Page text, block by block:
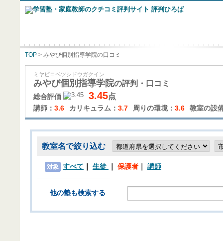
TOP > みやび個別指導学院の口コミ
ミヤビコベツシドウガクイン
みやび個別指導学院の評判・口コミ
総合評価 3.45点
講師： 3.6 カリキュラム： 3.7 周りの環境： 3.6 教室の設
教室名で絞り込む
対象 すべて 生徒 保護者 講師
他の塾も検索する